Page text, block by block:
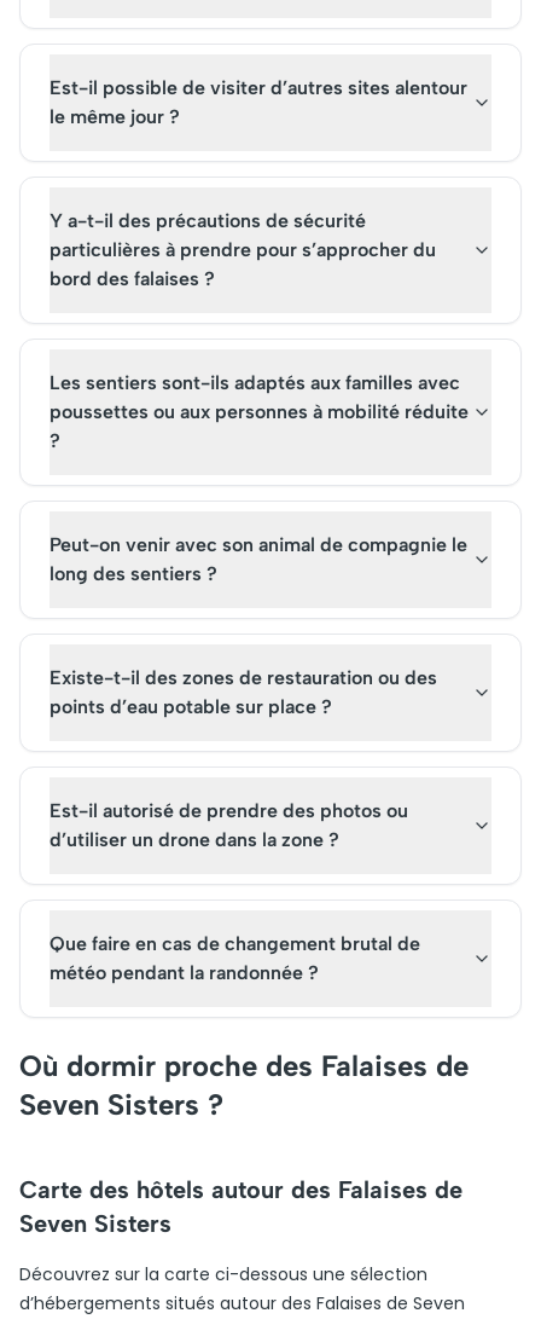
Est-il possible de visiter d’autres sites alentour
le même jour ?
Y a-t-il des précautions de sécurité
particulières à prendre pour s’approcher du
bord des falaises ?
Les sentiers sont-ils adaptés aux familles avec
poussettes ou aux personnes à mobilité réduite
?
Peut-on venir avec son animal de compagnie le
long des sentiers ?
Existe-t-il des zones de restauration ou des
points d’eau potable sur place ?
Est-il autorisé de prendre des photos ou
d’utiliser un drone dans la zone ?
Que faire en cas de changement brutal de
météo pendant la randonnée ?
Où dormir proche des Falaises de
Seven Sisters ?
Carte des hôtels autour des Falaises de
Seven Sisters
Découvrez sur la carte ci-dessous une sélection
d’hébergements situés autour des Falaises de Seven